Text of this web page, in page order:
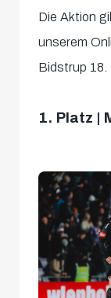
Die Aktion
unserem
Bidstrup 18.
1. Platz |